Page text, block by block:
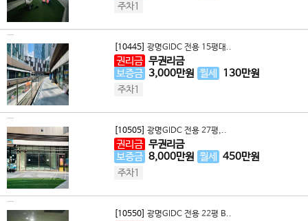
주차1
[10445] 광명GIDC 전용 15평대..
권리금 무권리금
보증금 3,000만원 월세 130만원
주차1
[10505] 광명GIDC 전용 27평,..
권리금 무권리금
보증금 8,000만원 월세 450만원
주차1
[10550] 광명GIDC 전용 22평 B..